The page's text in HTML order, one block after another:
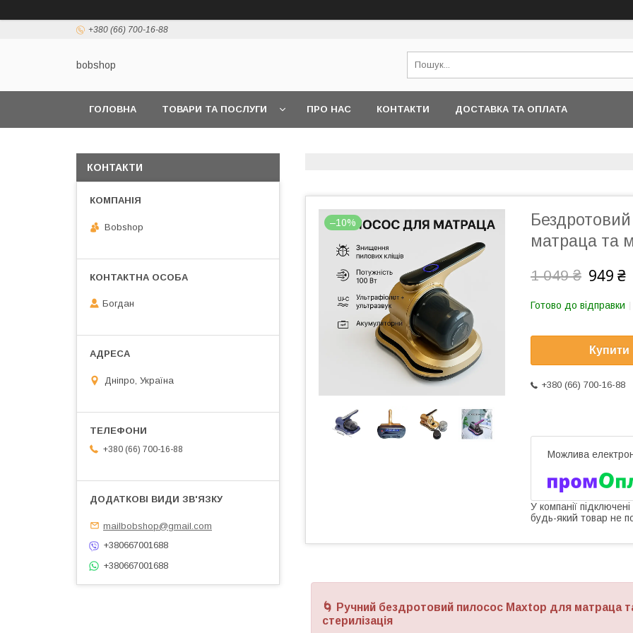
+380 (66) 700-16-88
bobshop
ГОЛОВНА ТОВАРИ ТА ПОСЛУГИ ПРО НАС КОНТАКТИ ДОСТАВКА ТА ОПЛАТА
–10%
матраца та
1 049 ₴ 949 ₴
Готово до відправки
Купити
+380 (66) 700-16-88
У компанії
будь-який товар не
🌀 Ручний бездротовий пилосос Maxtop для матраца
стерилізація
КОНТАКТИ
Bobshop
Богдан
Дніпро, Україна
+380 (66) 700-16-88
mailbobshop@gmail.com
+380667001688
+380667001688